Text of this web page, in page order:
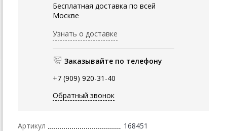
Бесплатная доставка по всей
Москве
Узнать о доставке
Заказывайте по телефону
+7 (909) 920-31-40
Обратный звонок
Артикул 168451